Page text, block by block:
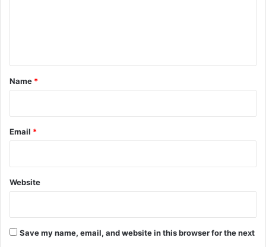
*
Name *
Email *
Website
Save my name, email, and website in this browser for the next